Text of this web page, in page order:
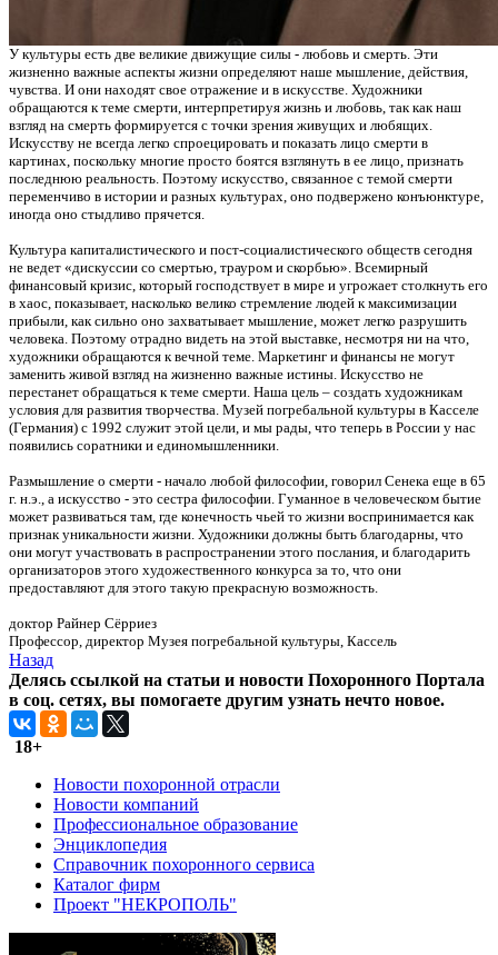
У культуры есть две великие движущие силы - любовь и смерть. Эти
жизненно важные аспекты жизни определяют наше мышление, действия,
чувства. И они находят свое отражение и в искусстве. Художники
обращаются к теме смерти, интерпретируя жизнь и любовь, так как наш
взгляд на смерть формируется с точки зрения живущих и любящих.
Искусству не всегда легко спроецировать и показать лицо смерти в
картинах, поскольку многие просто боятся взглянуть в ее лицо, признать
последнюю реальность. Поэтому искусство, связанное с темой смерти
переменчиво в истории и разных культурах, оно подвержено конъюнктуре,
иногда оно стыдливо прячется.
Культура капиталистического и пост-социалистического обществ сегодня
не ведет «дискуссии со смертью, трауром и скорбью». Всемирный
финансовый кризис, который господствует в мире и угрожает столкнуть его
в хаос, показывает, насколько велико стремление людей к максимизации
прибыли, как сильно оно захватывает мышление, может легко разрушить
человека. Поэтому отрадно видеть на этой выставке, несмотря ни на что,
художники обращаются к вечной теме. Маркетинг и финансы не могут
заменить живой взгляд на жизненно важные истины. Искусство не
перестанет обращаться к теме смерти. Наша цель – создать художникам
условия для развития творчества. Музей погребальной культуры в Касселе
(Германия) с 1992 служит этой цели, и мы рады, что теперь в России у нас
появились соратники и единомышленники.
Размышление о смерти - начало любой философии, говорил Сенека еще в 65
г. н.э., а искусство - это сестра философии. Гуманное в человеческом бытие
может развиваться там, где конечность чьей то жизни воспринимается как
признак уникальности жизни. Художники должны быть благодарны, что
они могут участвовать в распространении этого послания, и благодарить
организаторов этого художественного конкурса за то, что они
предоставляют для этого такую прекрасную возможность.
доктор Райнер Сёрриез
Профессор, директор Музея погребальной культуры, Кассель
Назад
Делясь ссылкой на статьи и новости Похоронного Портала
в соц. сетях, вы помогаете другим узнать нечто новое.
18+
Новости похоронной отрасли
Новости компаний
Профессиональное образование
Энциклопедия
Справочник похоронного сервиса
Каталог фирм
Проект "НЕКРОПОЛЬ"